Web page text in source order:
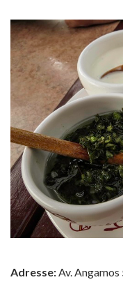
Adresse:Av.